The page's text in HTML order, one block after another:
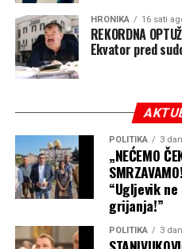
(AP) Foto: APHRONIKA 16 sati
REKORDNA
Ekvator pred
POLITIKA 3
„NEĆEMO
“Ugljevik
grijanja!”
POLITIKA 3